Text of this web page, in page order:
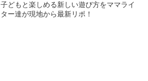
子どもと楽しめる新しい遊び方をママライ
ター達が現地から最新リポ！